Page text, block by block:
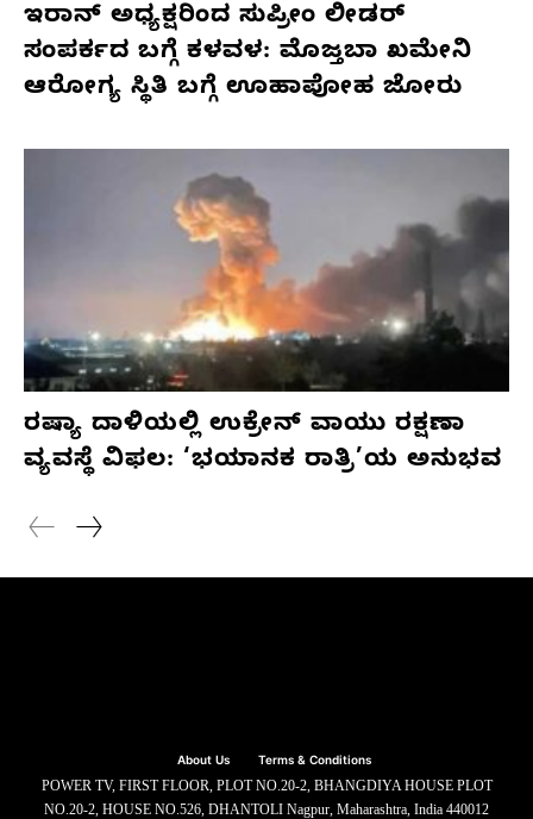
ಇರಾನ್ ಅಧ್ಯಕ್ಷರಿಂದ ಸುಪ್ರೀಂ ಲೀಡರ್
ಸಂಪರ್ಕದ ಬಗ್ಗೆ ಕಳವಳ: ಮೊಜ್ತಬಾ ಖಮೇನಿ
ಆರೋಗ್ಯ ಸ್ಥಿತಿ ಬಗ್ಗೆ ಊಹಾಪೋಹ ಜೋರು
ರಷ್ಯಾ ದಾಳಿಯಲ್ಲಿ ಉಕ್ರೇನ್ ವಾಯು ರಕ್ಷಣಾ
ವ್ಯವಸ್ಥೆ ವಿಫಲ: ‘ಭಯಾನಕ ರಾತ್ರಿ’ಯ ಅನುಭವ
About Us Terms & Conditions
POWER TV, FIRST FLOOR, PLOT NO.20-2, BHANGDIYA HOUSE PLOT
NO.20-2, HOUSE NO.526, DHANTOLI Nagpur, Maharashtra, India 440012